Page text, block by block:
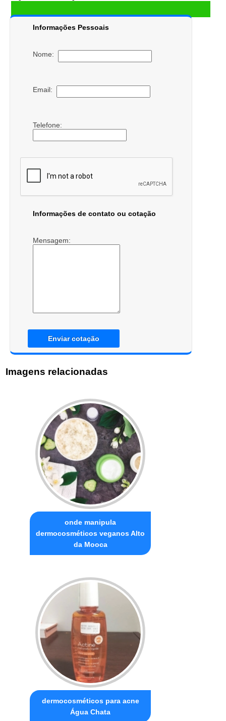
Informações Pessoais
Nome:
Email:
Telefone:
Informações de contato ou cotação
Mensagem:
Enviar cotação
Imagens relacionadas
onde manipula
dermocosméticos veganos Alto
da Mooca
dermocosméticos para acne
Água Chata